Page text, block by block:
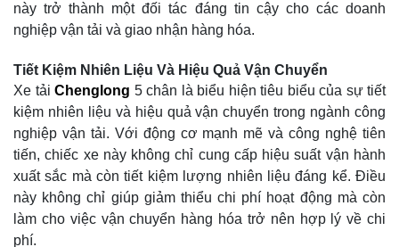
này trở thành một đối tác đáng tin cậy cho các doanh
nghiệp vận tải và giao nhận hàng hóa.
Tiết Kiệm Nhiên Liệu Và Hiệu Quả Vận Chuyển
Xe tải Chenglong 5 chân là biểu hiện tiêu biểu của sự tiết
kiệm nhiên liệu và hiệu quả vận chuyển trong ngành công
nghiệp vận tải. Với động cơ mạnh mẽ và công nghệ tiên
tiến, chiếc xe này không chỉ cung cấp hiệu suất vận hành
xuất sắc mà còn tiết kiệm lượng nhiên liệu đáng kể. Điều
này không chỉ giúp giảm thiểu chi phí hoạt động mà còn
làm cho việc vận chuyển hàng hóa trở nên hợp lý về chi
phí.